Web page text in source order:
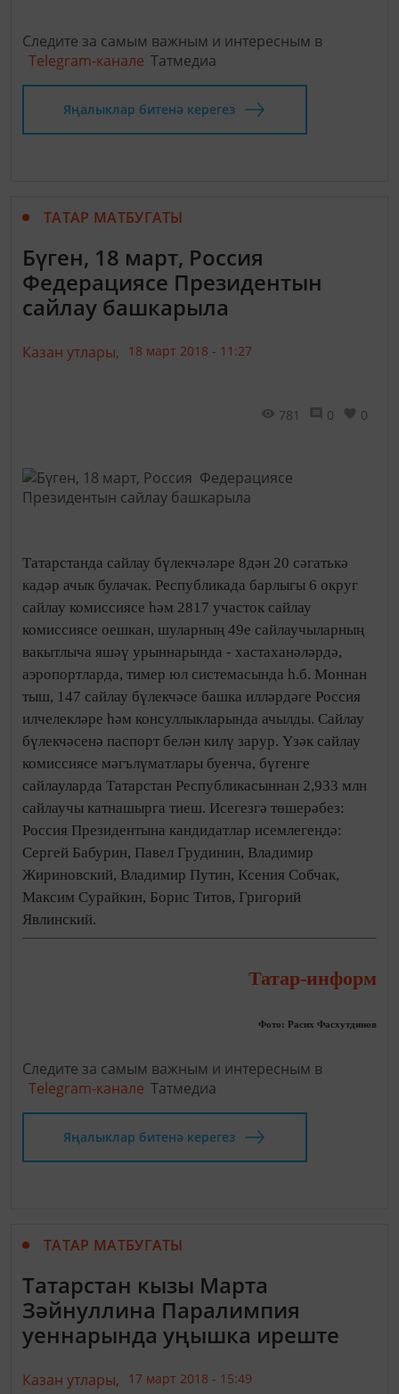
Следите за самым важным и интересным в
Telegram-канале Татмедиа
Яңалыклар битенә керегез
ТАТАР МАТБУГАТЫ
Бүген, 18 март, Россия
Федерациясе Президентын
сайлау башкарыла
Казан утлары, 18 март 2018 - 11:27
781 0 0
Татарстанда сайлау бүлекчәләре 8дән 20 сәгатькә
кадәр ачык булачак. Республикада барлыгы 6 округ
сайлау комиссиясе һәм 2817 участок сайлау
комиссиясе оешкан, шуларның 49е сайлаучыларның
вакытлыча яшәү урыннарында - хастаханәләрдә,
аэропортларда, тимер юл системасында һ.б. Моннан
тыш, 147 сайлау бүлекчәсе башка илләрдәге Россия
илчелекләре һәм консуллыкларында ачылды. Сайлау
бүлекчәсенә паспорт белән килү зарур. Үзәк сайлау
комиссиясе мәгълүматлары буенча, бүгенге
сайлауларда Татарстан Республикасыннан 2,933 млн
сайлаучы катнашырга тиеш. Исегезгә төшерәбез:
Россия Президентына кандидатлар исемлегендә:
Сергей Бабурин, Павел Грудинин, Владимир
Жириновский, Владимир Путин, Ксения Собчак,
Максим Сурайкин, Борис Титов, Григорий
Явлинский.
Татар-информ
Фото: Расих Фасхутдинов
Следите за самым важным и интересным в
Telegram-канале Татмедиа
Яңалыклар битенә керегез
ТАТАР МАТБУГАТЫ
Татарстан кызы Марта
Зәйнуллина Паралимпия
уеннарында уңышка иреште
Казан утлары, 17 март 2018 - 15:49